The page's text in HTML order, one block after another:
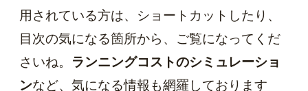
用されている方は、ショートカットしたり、
目次の気になる箇所から、ご覧になってくだ
さいね。
ランニングコストのシミュレーショ
ンなど、気になる情報も網羅しております